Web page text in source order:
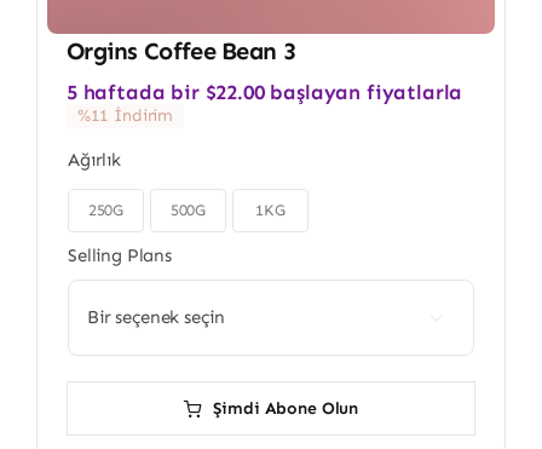
Orgins Coffee Bean 3
5 haftada bir $22.00 başlayan fiyatlarla
%11 İndirim
Ağırlık
250G 500G 1KG
Selling Plans
Şimdi Abone Olun